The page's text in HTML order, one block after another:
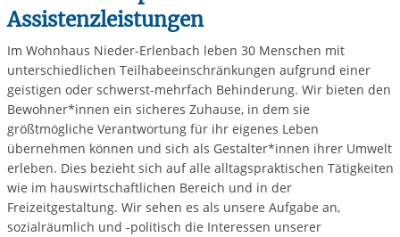
Assistenzleistungen
Im Wohnhaus Nieder-Erlenbach leben 30 Menschen mit
unterschiedlichen Teilhabeeinschränkungen aufgrund einer
geistigen oder schwerst-mehrfach Behinderung. Wir bieten den
Bewohner*innen ein sicheres Zuhause, in dem sie
größtmögliche Verantwortung für ihr eigenes Leben
übernehmen können und sich als Gestalter*innen ihrer Umwelt
erleben. Dies bezieht sich auf alle alltagspraktischen Tätigkeiten
wie im hauswirtschaftlichen Bereich und in der
Freizeitgestaltung. Wir sehen es als unsere Aufgabe an,
sozialräumlich und -politisch die Interessen unserer